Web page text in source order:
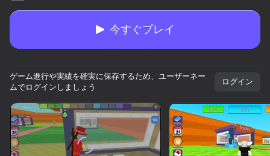
デバイスを回転させる
このゲームは横向きのみ
対応しています
今すぐプレイ
ゲーム進行や実績を確実に保存するため、ユーザーネー
ムでログインしましょう
ログイン